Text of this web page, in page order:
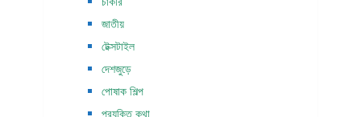
জাতীয়
টেক্সটাইল
দেশজুড়ে
পোষাক শিল্প
প্রযুক্তি কথা